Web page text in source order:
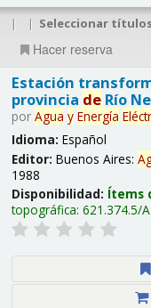
| | Seleccionar
Hacer reserva
Estación
provincia deRío
por Agua y Energía
Idioma: Español
Editor: Buenos Aires:
1988
Disponibilidad: Ítems
topográfica: 621.374.5/